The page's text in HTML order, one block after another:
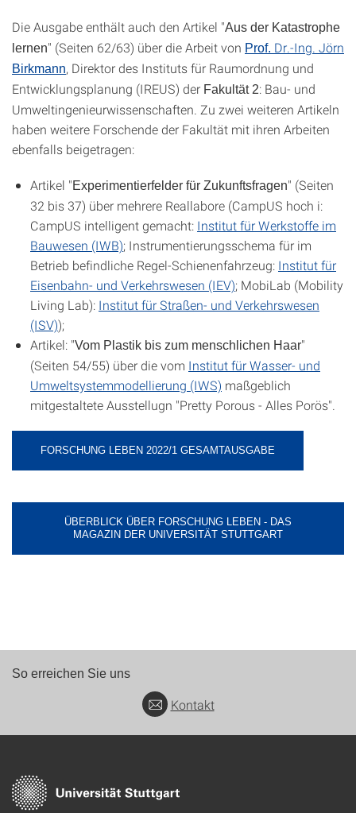
Die Ausgabe enthält auch den Artikel "Aus der Katastrophe
lernen" (Seiten 62/63) über die Arbeit von Prof. Dr.-Ing. Jörn
Birkmann, Direktor des Instituts für Raumordnung und
Entwicklungsplanung (IREUS) der Fakultät 2: Bau- und
Umweltingenieurwissenschaften. Zu zwei weiteren Artikeln
haben weitere Forschende der Fakultät mit ihren Arbeiten
ebenfalls beigetragen:
Artikel "Experimentierfelder für Zukunftsfragen" (Seiten
32 bis 37) über mehrere Reallabore (CampUS hoch i:
CampUS intelligent gemacht: Institut für Werkstoffe im
Bauwesen (IWB); Instrumentierungsschema für im
Betrieb befindliche Regel-Schienenfahrzeug: Institut für
Eisenbahn- und Verkehrswesen (IEV); MobiLab (Mobility
Living Lab): Institut für Straßen- und Verkehrswesen
(ISV));
Artikel: "Vom Plastik bis zum menschlichen Haar"
(Seiten 54/55) über die vom Institut für Wasser- und
Umweltsystemmodellierung (IWS) maßgeblich
mitgestaltete Ausstellugn "Pretty Porous- Alles Porös".
FORSCHUNG LEBEN 2022/1 GESAMTAUSGABE
ÜBERBLICK ÜBER FORSCHUNG LEBEN - DAS
MAGAZIN DER UNIVERSITÄT STUTTGART
So erreichen Sie uns
Kontakt